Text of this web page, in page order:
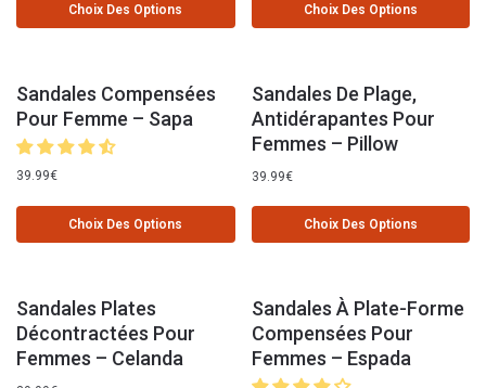
Choix Des Options Choix Des Options
Sandales Compensées
Pour Femme – Sapa
39.99€
Choix Des Options
Sandales De Plage,
Antidérapantes Pour
Femmes – Pillow
39.99€
Choix Des Options
Sandales Plates
Décontractées Pour
Femmes – Celanda
Sandales À Plate-Forme
Compensées Pour
Femmes – Espada